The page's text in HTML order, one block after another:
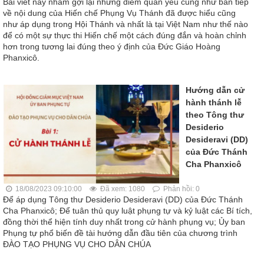
Bài viết này nhằm gợi lại những điểm quan yếu cũng như bàn tiếp
về nội dung của Hiến chế Phụng Vụ Thánh đã được hiểu cũng
như áp dụng trong Hội Thánh và nhất là tại Việt Nam như thế nào
để có một sự thực thi Hiến chế một cách đúng đắn và hoàn chỉnh
hơn trong tương lai đúng theo ý định của Đức Giáo Hoàng
Phanxicô.
Hướng dẫn cử
hành thánh lễ
theo Tông thư
Desiderio
Desideravi (DD)
của Đức Thánh
Cha Phanxicô
18/08/2023 09:10:00 Đã xem: 1080 Phản hồi: 0
Để áp dụng Tông thư Desiderio Desideravi (DD) của Đức Thánh
Cha Phanxicô; Để tuân thủ quy luật phụng tự và kỷ luật các Bí tích,
đồng thời thể hiện tính duy nhất trong cử hành phụng vụ; Ủy ban
Phụng tự phổ biến đề tài hướng dẫn đầu tiên của chương trình
ĐÀO TẠO PHỤNG VỤ CHO DÂN CHÚA